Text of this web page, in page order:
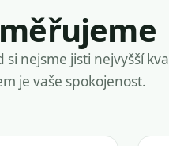
nejsme jisti nejvyšší
je vaše spokojenost.